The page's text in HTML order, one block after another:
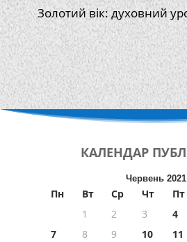
Золотий вік: духовний
КАЛЕНДАР
Червень 2021
Пн Вт Ср Чт Пт
1
2 3 4
7
8 9 10 11